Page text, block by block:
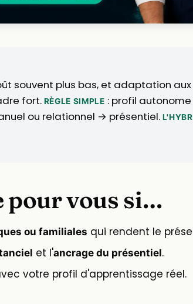
souvent plus bas, et adaptation
fort. RÈGLE SIMPLE : profil
ou relationnel → présentiel.
pour vous si…
ou familiales qui rendent le
et l'ancrage du présentiel.
votre profil d'apprentissage réel.